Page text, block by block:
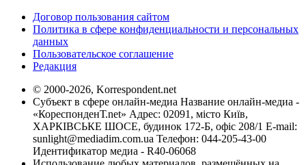
Договор пользования сайтом
Политика в сфере конфиденциальности и персональных
данных
Пользовательское соглашение
Редакция
© 2000-2026, Korrespondent.net
Субъект в сфере онлайн-медиа Название онлайн-медиа -
«КореспонденТ.net» Адрес: 02091, місто Київ,
ХАРКІВСЬКЕ ШОСЕ, будинок 172-Б, офіс 208/1 E-mail:
sunlight@mediadim.com.ua Телефон: 044-205-43-00
Идентификатор медиа - R40-06068